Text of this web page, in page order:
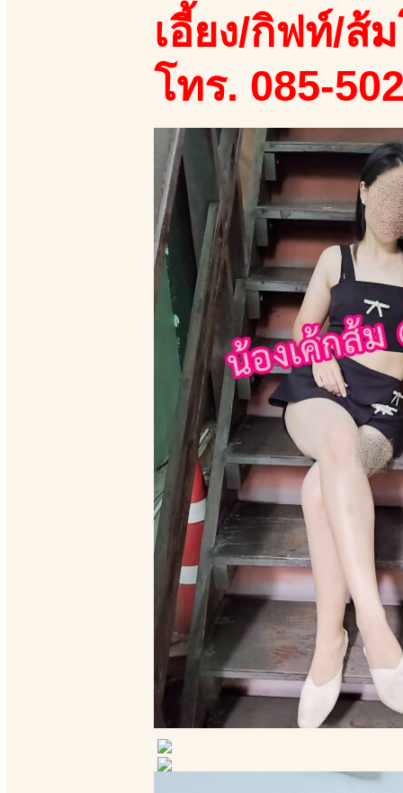
เอี้ยง/กิฟท์/ส้
โทร. 085-